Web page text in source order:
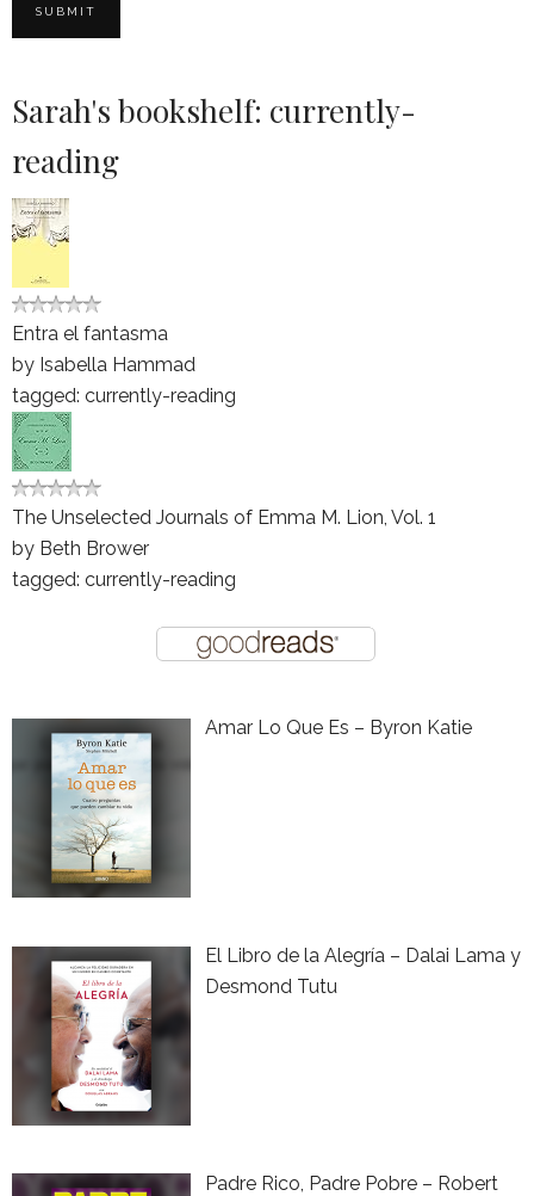
Sarah's bookshelf: currently-
reading
Entra el fantasma
by Isabella Hammad
tagged: currently-reading
The Unselected Journals of Emma M. Lion, Vol. 1
by Beth Brower
tagged: currently-reading
Amar Lo Que Es – Byron Katie
El Libro de la Alegría – Dalai Lama y
Desmond Tutu
Padre Rico, Padre Pobre – Robert